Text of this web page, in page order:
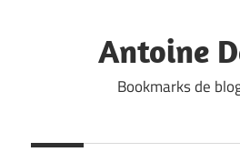
Antoine
Bookmarks de